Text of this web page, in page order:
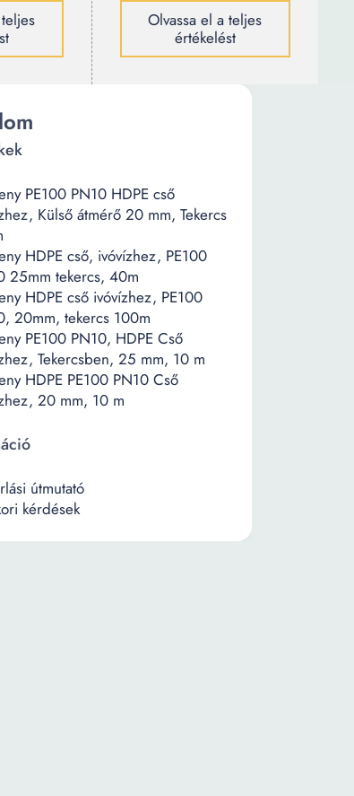
Olvassa el a teljes
értékelést
PE100 PN10 HDPE cső
Külső átmérő 20 mm, Tekercs
HDPE cső, ivóvízhez, PE100
25mm tekercs, 40m
HDPE cső ivóvízhez, PE100
20mm, tekercs 100m
PE100 PN10, HDPE Cső
Tekercsben, 25 mm, 10 m
HDPE PE100 PN10 Cső
20 mm, 10 m
útmutató
kérdések